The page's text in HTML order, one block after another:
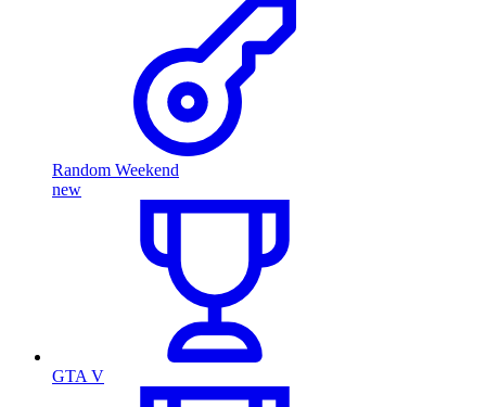
Random Weekend
new
GTA V